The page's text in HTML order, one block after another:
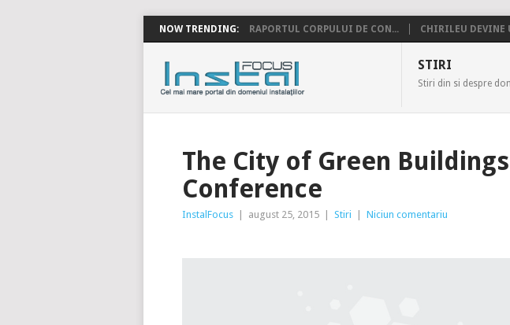
NOW TRENDING: RAPORTUL CORPULUI DE CON... CHIRILEU DEVINE
INSTALFOCUS STIRI
Stiri din si despre
The City of Green Buildings
Conference
InstalFocus august 25, 2015 Stiri Niciun comentariu